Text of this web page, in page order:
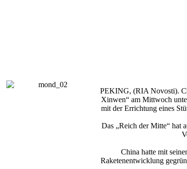
PEKING, (RIA Novosti).
Xinwen“ am Mittwoch
mit der Errichtung eines
Das „Reich der Mitte“ hat
China hatte mit
Raketenentwicklung